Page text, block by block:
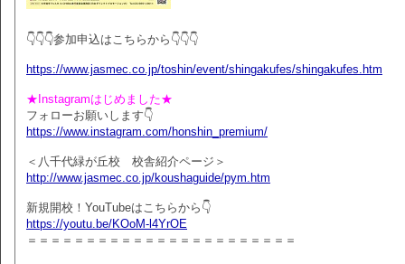
👇👇👇参加申込はこちらから👇👇👇
https://www.jasmec.co.jp/toshin/event/shingakufes/shingakufes.htm
★Instagramはじめました★
フォローお願いします👇
https://www.instagram.com/honshin_premium/
＜八千代緑が丘校 校舎紹介ページ＞
http://www.jasmec.co.jp/koushaguide/pym.htm
新規開校！YouTubeはこちらから👇
https://youtu.be/KOoM-l4YrOE
＝＝＝＝＝＝＝＝＝＝＝＝＝＝＝＝＝＝＝＝＝＝＝